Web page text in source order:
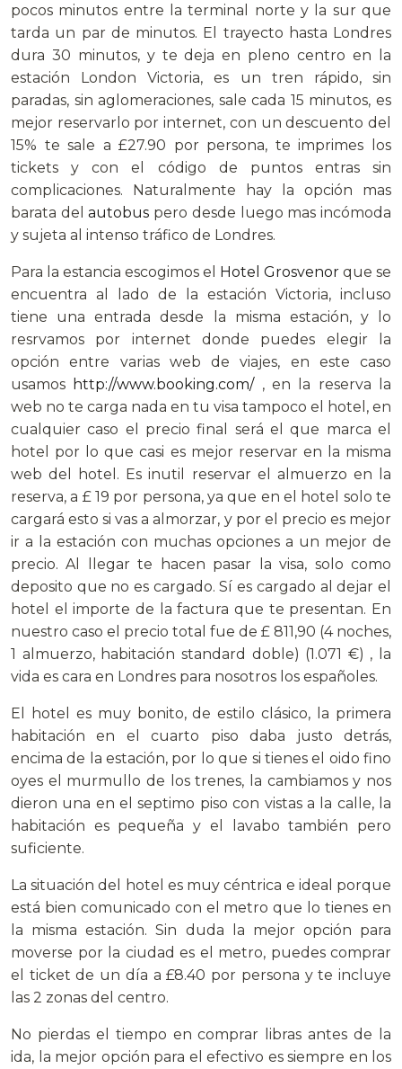
pocos minutos entre la terminal norte y la sur que
tarda un par de minutos. El trayecto hasta Londres
dura 30 minutos, y te deja en pleno centro en la
estación London Victoria, es un tren rápido, sin
paradas, sin aglomeraciones, sale cada 15 minutos, es
mejor reservarlo por internet, con un descuento del
15% te sale a £27.90 por persona, te imprimes los
tickets y con el código de puntos entras sin
complicaciones. Naturalmente hay la opción mas
barata delautobus pero desde luego mas incómoda
y sujeta al intenso tráfico de Londres.
Para la estancia escogimos el Hotel Grosvenor que se
encuentra al lado de la estación Victoria, incluso
tiene una entrada desde la misma estación, y lo
resrvamos por internet donde puedes elegir la
opción entre varias web de viajes, en este caso
usamos http://www.booking.com/, en la reserva la
web no te carga nada en tu visa tampoco el hotel, en
cualquier caso el precio final será el que marca el
hotel por lo que casi es mejor reservar en la misma
web del hotel. Es inutil reservar el almuerzo en la
reserva, a £ 19 por persona, ya que en el hotel solo te
cargará esto si vas a almorzar, y por el precio es mejor
ir a la estación con muchas opciones a un mejor de
precio. Al llegar te hacen pasar la visa, solo como
deposito que no es cargado. Sí es cargado al dejar el
hotel el importe de la factura que te presentan. En
nuestro caso el precio total fue de £ 811,90 (4 noches,
1 almuerzo, habitación standard doble) (1.071 €) , la
vida es cara en Londres para nosotros los españoles.
El hotel es muy bonito, de estilo clásico, la primera
habitación en el cuarto piso daba justo detrás,
encima de la estación, por lo que si tienes el oido fino
oyes el murmullo de los trenes, la cambiamos y nos
dieron una en el septimo piso con vistas a la calle, la
habitación es pequeña y el lavabo también pero
suficiente.
La situación del hotel es muy céntrica e ideal porque
está bien comunicado con el metro que lo tienes en
la misma estación. Sin duda la mejor opción para
moverse por la ciudad es el metro, puedes comprar
el ticket de un día a £8.40 por persona y te incluye
las 2 zonas del centro.
No pierdas el tiempo en comprar libras antes de la
ida, la mejor opción para el efectivo es siempre en los